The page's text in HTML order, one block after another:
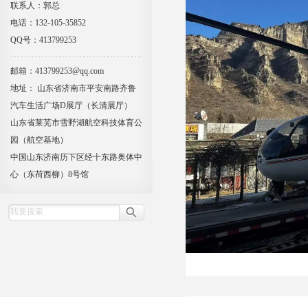
联系人：郭总
电话：132-105-35852
QQ号：413799253
邮箱：413799253@qq.com
地址： 山东省济南市平安南路齐鲁
汽车生活广场D展厅（长清展厅）
山东省莱芜市雪野湖航空科技体育公
园（航空基地）
中国山东济南历下区经十东路奥体中
心（东荷西柳）8号馆